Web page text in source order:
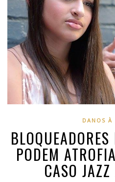
DANOS À
PODEM
CASO